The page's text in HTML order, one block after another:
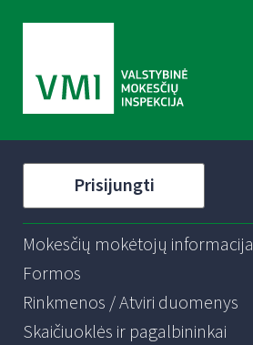
Prisijungti
Mokesčių mokėtojų informacija
Formos
Rinkmenos / Atviri duomenys
Skaičiuoklės ir pagalbininkai